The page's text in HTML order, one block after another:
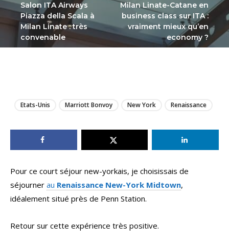
Salon ITA Airways
Piazza della Scala à
Milan Linate : très
convenable
Milan Linate-Catane en
business class sur ITA :
vraiment mieux qu’en
economy ?
Etats-Unis Marriott Bonvoy New York Renaissance
Pour ce court séjour new-yorkais, je choisissais de
séjourner au Renaissance New-York Midtown,
idéalement situé près de Penn Station.
Retour sur cette expérience très positive.